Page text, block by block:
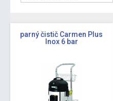
parný čistič Carmen Plus
Inox 6 bar